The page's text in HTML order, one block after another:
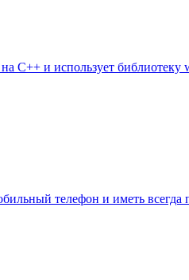
С++ и использует
телефон и иметь